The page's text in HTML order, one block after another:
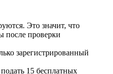
Это значит, что
после проверки
зарегистрированный
15 бесплатных